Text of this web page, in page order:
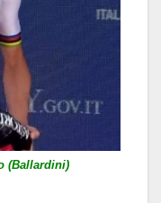
(Ballardini)